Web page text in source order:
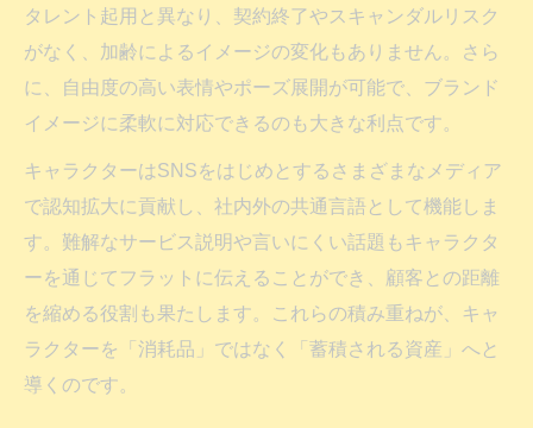
タレント起用と異なり、契約終了やスキャンダルリスク
がなく、加齢によるイメージの変化もありません。さら
に、自由度の高い表情やポーズ展開が可能で、ブランド
イメージに柔軟に対応できるのも大きな利点です。
キャラクターはSNSをはじめとするさまざまなメディア
で認知拡大に貢献し、社内外の共通言語として機能しま
す。難解なサービス説明や言いにくい話題もキャラクタ
ーを通じてフラットに伝えることができ、顧客との距離
を縮める役割も果たします。これらの積み重ねが、キャ
ラクターを「消耗品」ではなく「蓄積される資産」へと
導くのです。